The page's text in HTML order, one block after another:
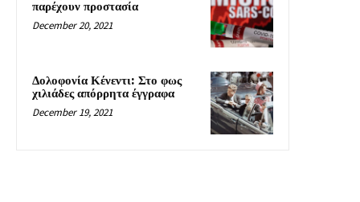
παρέχουν προστασία
December 20, 2021
Δολοφονία Κένεντι: Στο φως
χιλιάδες απόρρητα έγγραφα
December 19, 2021